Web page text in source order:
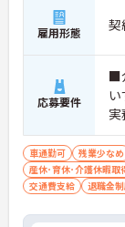
雇用形態 契
応募要件
■
実
以
歓
車通勤可 残業少なめ
産休･育休･介護休暇取
交通費支給
退職金